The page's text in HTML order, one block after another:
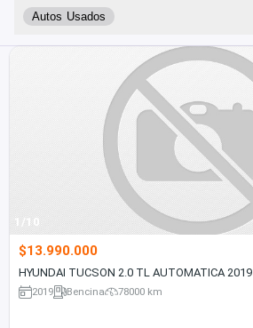
Autos Usados
1/10
$13.990.000
HYUNDAI TUCSON 2.0 TL AUTOMATICA 2019
2019 Bencina 78000 km